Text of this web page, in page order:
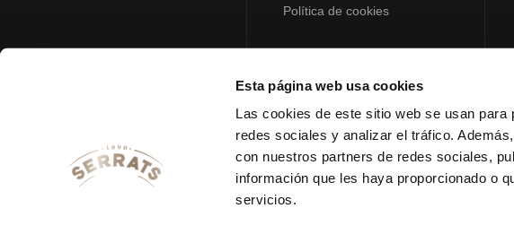
Esta página web usa cookies
Las cookies de este sitio web se usan
redes sociales y analizar el tráfico.
con nuestros partners de redes sociales,
información que les haya proporcionado o
servicios.
Política de cookies